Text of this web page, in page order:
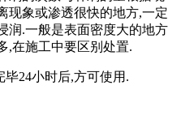
现象或渗透很快的地方,一定
润.一般是表面密度大的地方
,在施工中要区别处置.
毕24小时后,方可使用.